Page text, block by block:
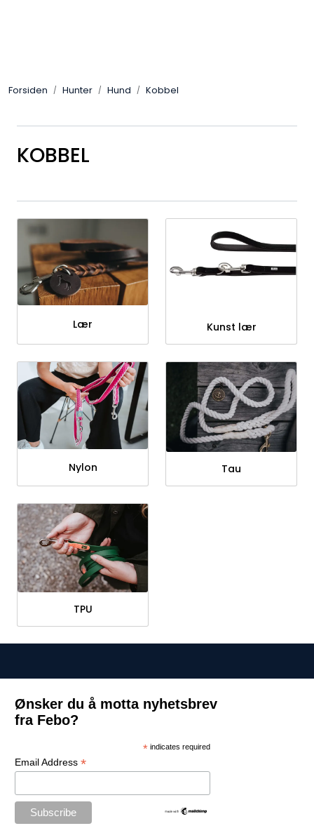
Forsiden Hunter Hund Kobbel
KOBBEL
Lær Kunst lær
Nylon Tau
TPU
Ønsker du å motta nyhetsbrev
fra Febo?
* indicates required
Email Address *
Leverandører